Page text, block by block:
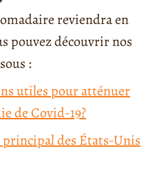
reviendra en
pouvez découvrir nos
:
utiles pour atténuer
de Covid-19?
principal des États-Unis